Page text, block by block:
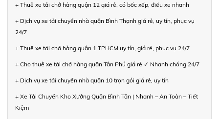
+ Thuê xe tải chở hàng quận 12 giá rẻ, có bốc xếp, điều xe nhanh
+ Dịch vụ xe tải chuyển nhà quận Bình Thạnh giá rẻ, uy tín, phục vụ
24/7
+ Thuê xe tải chở hàng quận 1 TPHCM uy tín, giá rẻ, phục vụ 24/7
+ Cho thuê xe tải chở hàng quận Tân Phú giá rẻ ✓ Nhanh chóng 24/7
+ Dịch vụ xe tải chuyển nhà quận 10 trọn gói giá rẻ, uy tín
+ Xe Tải Chuyển Kho Xưởng Quận Bình Tân | Nhanh – An Toàn – Tiết
Kiệm